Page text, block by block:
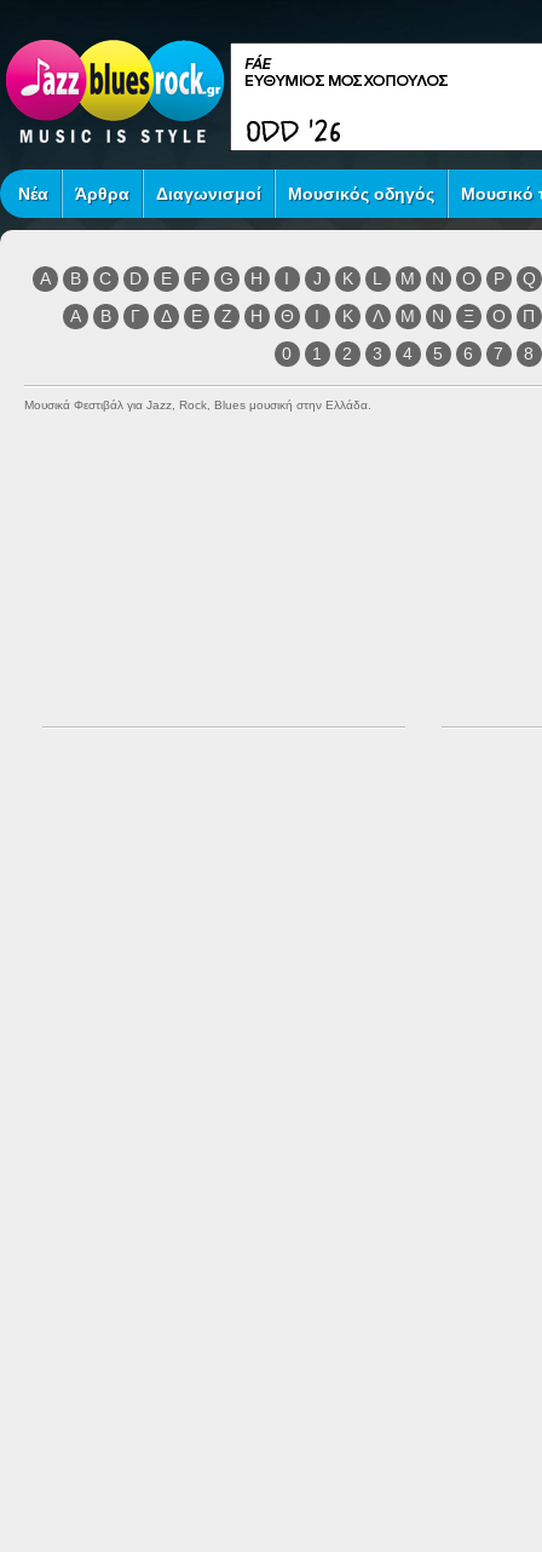
Νέα Άρθρα Διαγωνισμοί Μουσικός οδηγός Μουσικό
A B C D E F G H I J K L M N O P
Q
Α
Β Γ Δ Ε Ζ Η Θ Ι Κ Λ Μ Ν Ξ Ο
Π
0
1 2 3 4 5 6 7 8
Μουσικά Φεστιβάλ για Jazz, Rock, Blues μουσική στην Ελλάδα.